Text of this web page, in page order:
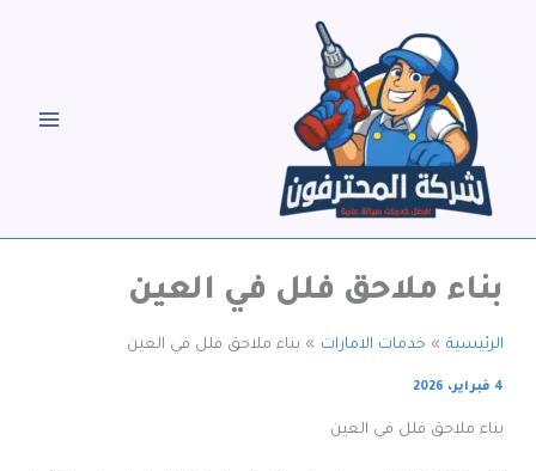
بناء ملاحق فلل في العين
الرئيسية خدمات الامارات بناء ملاحق فلل في العين
4 فبراير، 2026
بناء ملاحق فلل في العين